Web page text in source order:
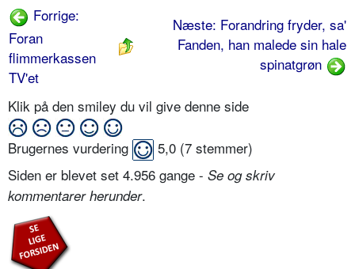
Forrige:
Foran
flimmerkassen
TV'et
Næste: Forandring fryder, sa'
Fanden, han malede sin hale
spinatgrøn
Klik på den smiley du vil give denne side
Brugernes vurdering 5,0 (7 stemmer)
Siden er blevet set 4.956 gange - Se og skriv
kommentarer herunder.